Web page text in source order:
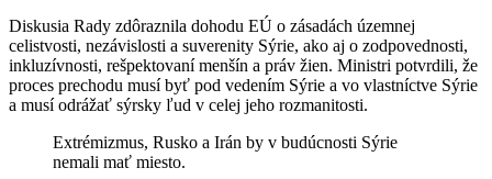
Diskusia Rady zdôraznila dohodu EÚ o zásadách územnej
celistvosti, nezávislosti a suverenity Sýrie, ako aj o zodpovednosti,
inkluzívnosti, rešpektovaní menšín a práv žien. Ministri potvrdili, že
proces prechodu musí byť pod vedením Sýrie a vo vlastníctve Sýrie
a musí odrážať sýrsky ľud v celej jeho rozmanitosti.
Extrémizmus, Rusko a Irán by v budúcnosti Sýrie
nemali mať miesto.